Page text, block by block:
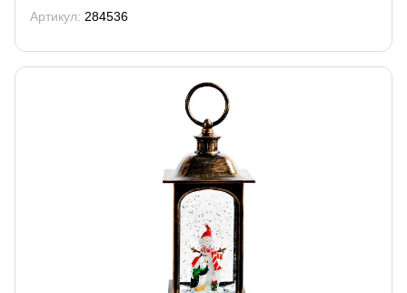
Артикул: 284536